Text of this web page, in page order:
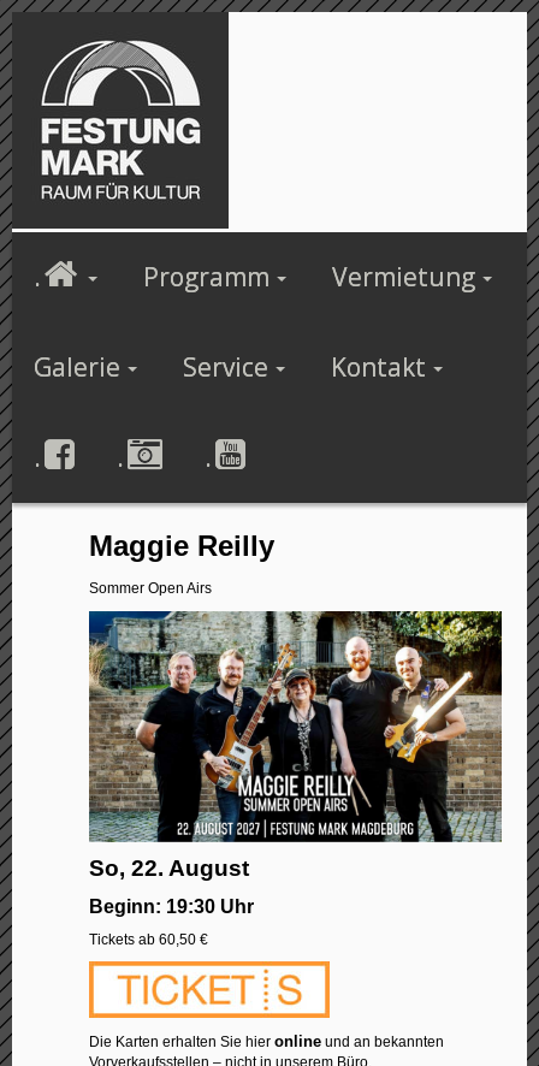
. Programm Vermietung
Galerie Service Kontakt
. . .
Maggie Reilly
Sommer Open Airs
So, 22. August
Beginn: 19:30 Uhr
Tickets ab 60,50 €
Die Karten erhalten Sie hieronline und an bekannten
Vorverkaufsstellen – nicht in unserem Büro.